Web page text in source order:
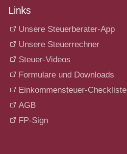
Videos
Karriere
Kontakt
Links
Unsere Steuerberater-App
Unsere Steuerrechner
Steuer-Videos
Formulare und Downloads
Einkommensteuer-Checkliste
AGB
FP-Sign